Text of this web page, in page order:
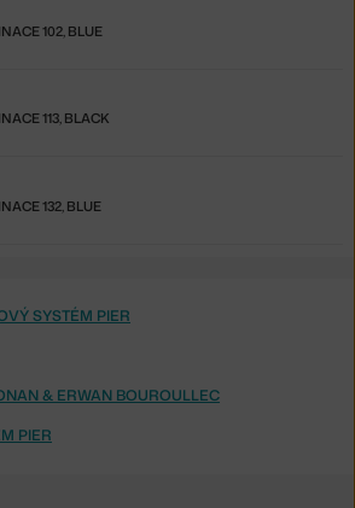
102, BLUE
113, BLACK
132, BLUE
SYSTÉM PIER
& ERWAN BOUROULLEC
PIER